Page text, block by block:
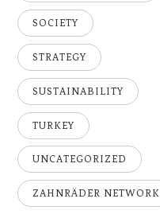
SOCIETY
STRATEGY
SUSTAINABILITY
TURKEY
UNCATEGORIZED
ZAHNRÄDER NETWORK